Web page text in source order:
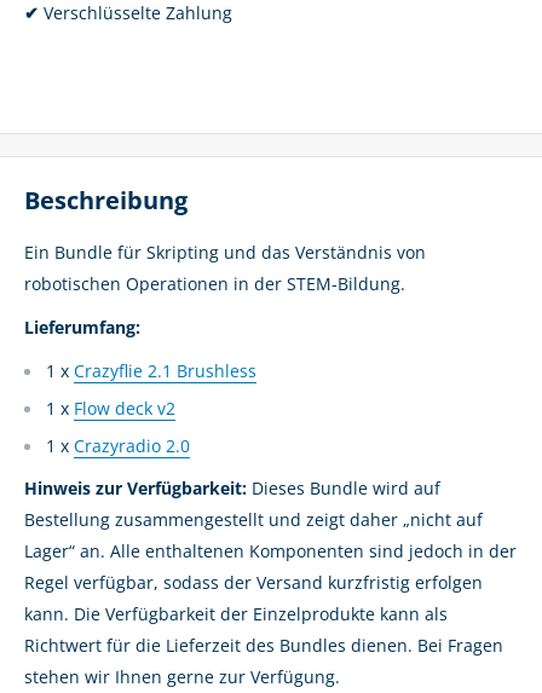
✔ Verschlüsselte Zahlung
Beschreibung
Ein Bundle für Skripting und das Verständnis von
robotischen Operationen in der STEM-Bildung.
Lieferumfang:
1 x Crazyflie 2.1 Brushless
1 x Flow deck v2
1 x Crazyradio 2.0
Hinweis zur Verfügbarkeit: Dieses Bundle wird auf
Bestellung zusammengestellt und zeigt daher „nicht auf
Lager“ an. Alle enthaltenen Komponenten sind jedoch in der
Regel verfügbar, sodass der Versand kurzfristig erfolgen
kann. Die Verfügbarkeit der Einzelprodukte kann als
Richtwert für die Lieferzeit des Bundles dienen. Bei Fragen
stehen wir Ihnen gerne zur Verfügung.